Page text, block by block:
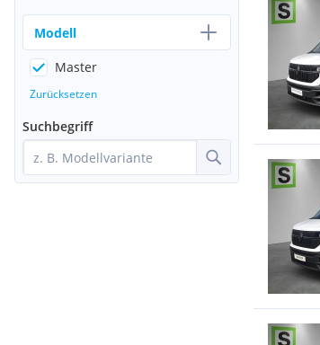
Modell
Master
Zurücksetzen
Suchbegriff